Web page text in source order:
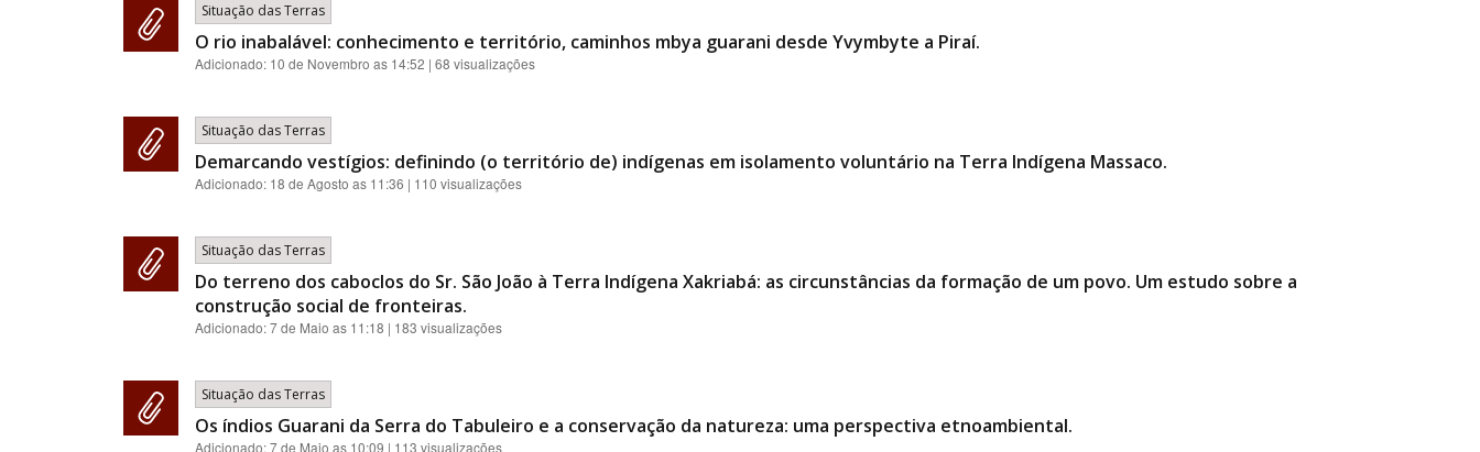
Situação das Terras
O rio inabalável: conhecimento e território, caminhos mbya guarani desde Yvymbyte a Piraí.
Adicionado: 10 de Novembro as 14:52 | 68 visualizações
Situação das Terras
Demarcando vestígios: definindo (o território de) indígenas em isolamento voluntário na Terra Indígena Massaco.
Adicionado: 18 de Agosto as 11:36 | 110 visualizações
Situação das Terras
Do terreno dos caboclos do Sr. São João à Terra Indígena Xakriabá: as circunstâncias da formação de um povo. Um estudo sobre a
construção social de fronteiras.
Adicionado:7 de Maio as 11:18 | 183 visualizações
Situação das Terras
Os índios Guarani da Serra do Tabuleiro e a conservação da natureza: uma perspectiva etnoambiental.
Adicionado:7 de Maio as 10:09 | 113 visualizações